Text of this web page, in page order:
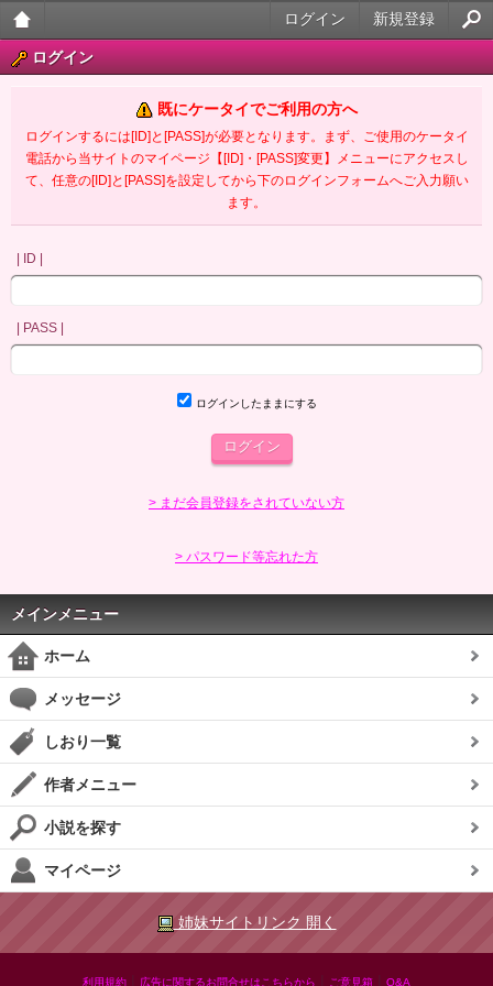
大人
ータ
イ官
新規登録
ログイン
ログイン
既にケータイでご利用の方へ
ログインするには[ID]と[PASS]が必要となります。まず、ご使用のケータイ
電話から当サイトのマイページ【[ID]・[PASS]変更】メニューにアクセスし
て、任意の[ID]と[PASS]を設定してから下のログインフォームへご入力願い
ます。
| ID |
| PASS |
ログインしたままにする
> まだ会員登録をされていない方
> パスワード等忘れた方
メインメニュー
ホーム
メッセージ
しおり一覧
作者メニュー
小説を探す
マイページ
姉妹サイトリンク 開く
利用規約 広告に関するお問合せはこちらから ご意見箱 Q&A